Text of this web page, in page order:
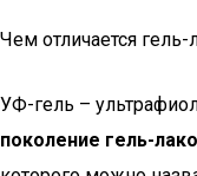
Чем отличается
УФ-гель –
поколение гель-